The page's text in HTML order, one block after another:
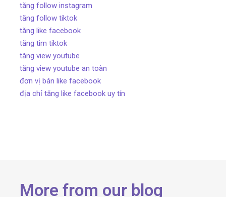
tăng follow instagram
tăng follow tiktok
tăng like facebook
tăng tim tiktok
tăng view youtube
tăng view youtube an toàn
đơn vị bán like facebook
địa chỉ tăng like facebook uy tín
More from our blog